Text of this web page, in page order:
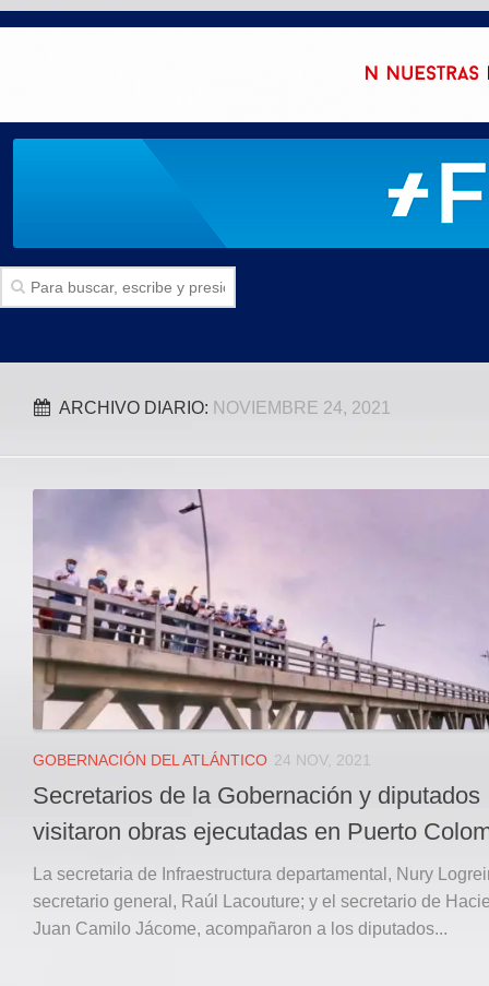
SECCIONES
Politica
Local
JUDICIAL
ÁREA METROPOLITANA
REGIONAL
DEPARTAMENTAL
Internacional
Instagram
Registro ISSN: 2711-3299
ARCHIVO DIARIO: NOVIEMBRE 24, 2021
GOBERNACIÓN DEL ATLÁNTICO 24 NOV, 2021
Secretarios de la Gobernación y diputados
visitaron obras ejecutadas en Puerto
La secretaria de Infraestructura departamental, Nury
secretario general, Raúl Lacouture; y el secretario de
Juan Camilo Jácome, acompañaron a los diputados...